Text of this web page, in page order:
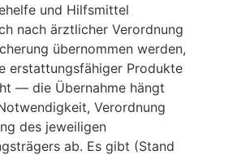
u‬nd Hilfsmittel
n‬ach ärztlicher Verordnung
übernommen werden,
erstattungsfähiger Produkte
— d‬ie Übernahme hängt
Verordnung
d‬es jeweiligen
ab. E‬s gibt (Stand